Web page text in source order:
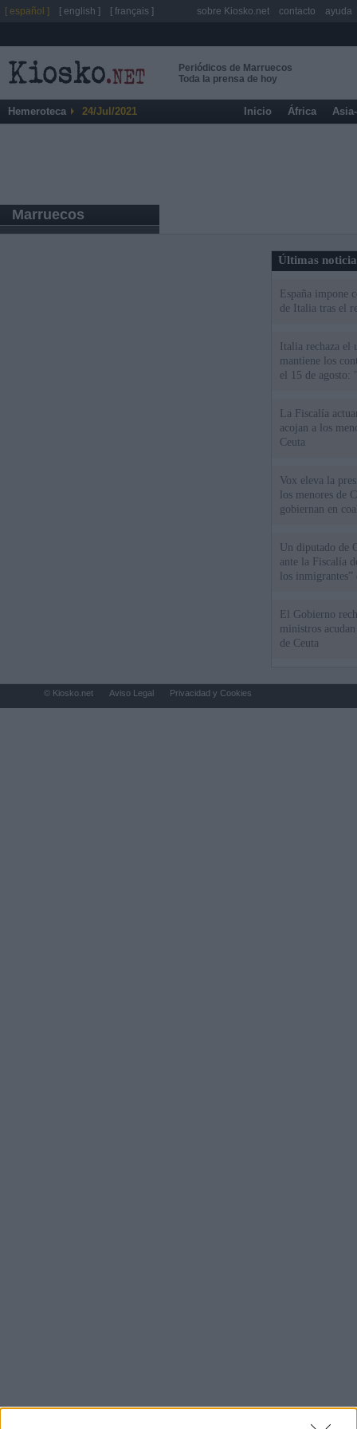
Periódicos de Marruecos
Toda la prensa de hoy
Hemeroteca 24/Jul/2021 Inicio África
Marruecos
Últimas
España impone
de Italia tras el
Italia rechaza
mantiene los
el 15 de agosto:
La Fiscalía
acojan a los
Ceuta
Vox eleva la
los menores de
gobiernan en
Un diputado de
ante la Fiscalía
los inmigrantes”
El Gobierno
ministros
de Ceuta
[ español ] [ english ] [ français ] sobre Kiosko.net contacto ayuda
© Kiosko.net Aviso Legal Privacidad y Cookies